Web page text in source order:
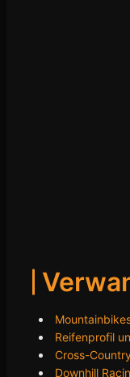
Reifenprofil
Cross-
Downhill